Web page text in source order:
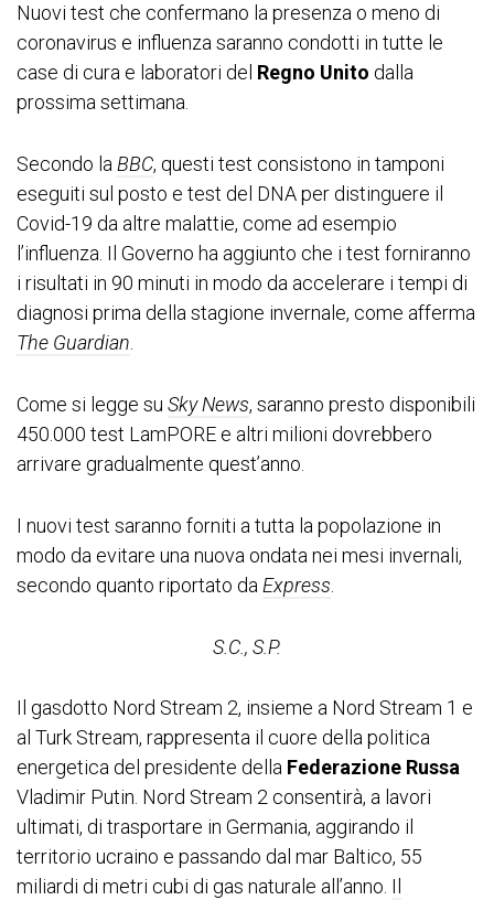
Nuovi test che confermano la presenza o meno di
coronavirus e influenza saranno condotti in tutte le
case di cura e laboratori del Regno Unito dalla
prossima settimana.
Secondo laBBC, questi test consistono in tamponi
eseguiti sul posto e test del DNA per distinguere il
Covid-19 da altre malattie, come ad esempio
l’influenza. Il Governo ha aggiunto che i test forniranno
i risultati in 90 minuti in modo da accelerare i tempi di
diagnosi prima della stagione invernale, come afferma
The Guardian.
Come si legge su Sky News, saranno presto disponibili
450.000 test LamPORE e altri milioni dovrebbero
arrivare gradualmente quest’anno.
I nuovi test saranno forniti a tutta la popolazione in
modo da evitare una nuova ondata nei mesi invernali,
secondo quanto riportato da Express
S.C., S.P.
Il gasdotto Nord Stream 2, insieme a Nord Stream 1 e
al Turk Stream, rappresenta il cuore della politica
energetica del presidente della Federazione Russa
Vladimir Putin. Nord Stream 2 consentirà, a lavori
ultimati, di trasportare in Germania, aggirando il
territorio ucraino e passando dal mar Baltico, 55
miliardi di metri cubi di gas naturale all’anno. Il